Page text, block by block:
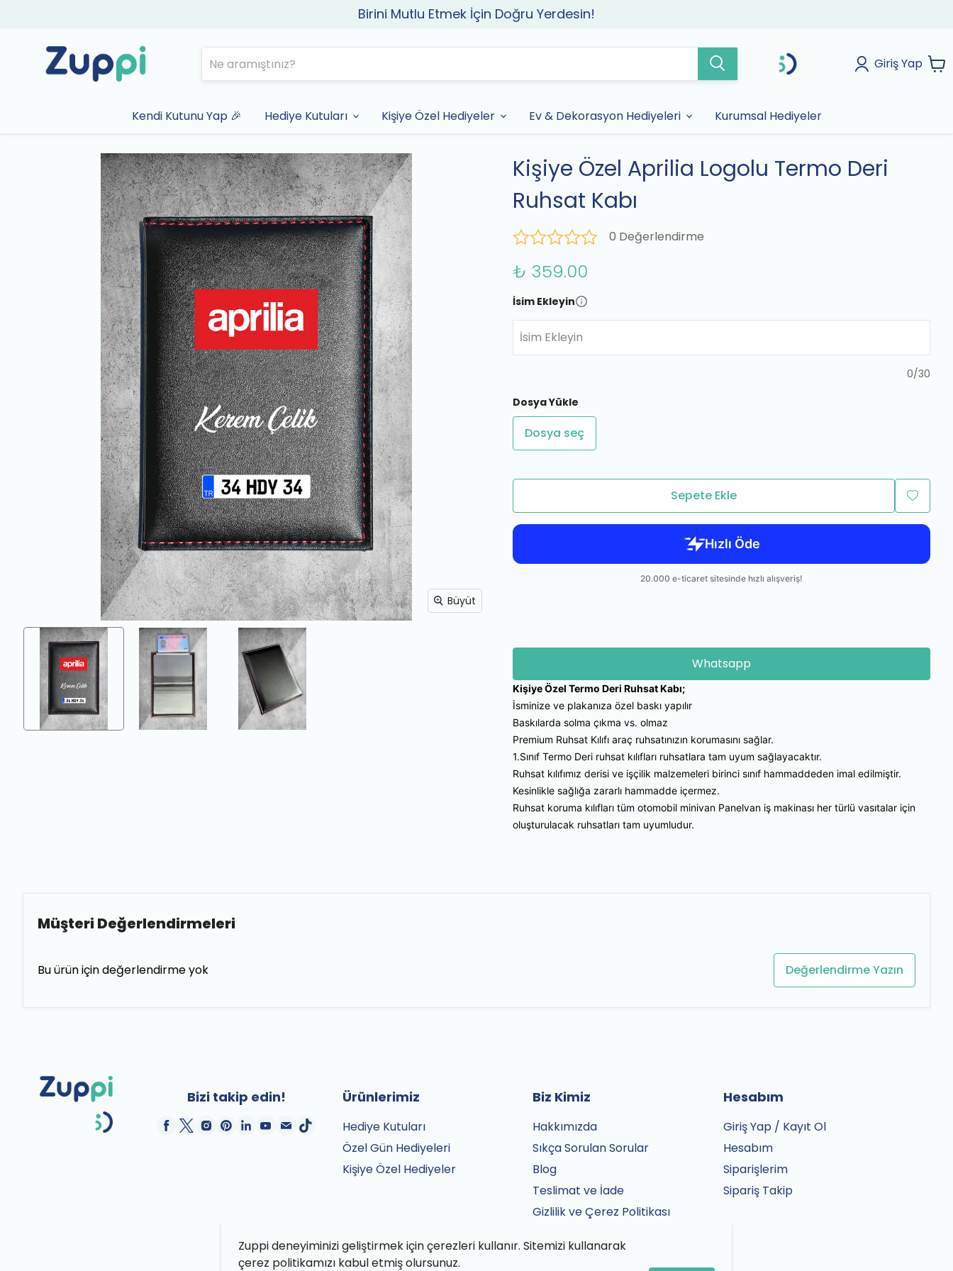
Birini Mutlu Etmek İçin Doğru Yerdesin!
Giriş Yap
Kendi Kutunu Yap 🎉 Hediye Kutuları Kişiye Özel Hediyeler Ev & Dekorasyon Hediyeleri Kurumsal Hediyeler
Zuppi deneyiminizi geliştirmek için çerezleri kullanır. Sitemizi kullanarak
çerez politikamızı kabul etmiş olursunuz.
Büyüt
Kişiye Özel Aprilia Logolu Termo Deri
Ruhsat Kabı
0 Değerlendirme
₺ 359.00
İsim Ekleyin
İsim Ekleyin
0/30
Dosya Yükle
Dosya seç
Sepete Ekle
Whatsapp
Kişiye Özel Termo Deri Ruhsat Kabı;
İsminize ve plakanıza özel baskı yapılır
Baskılarda solma çıkma vs. olmaz
Premium Ruhsat Kılıfı araç ruhsatınızın korumasını sağlar.
1.Sınıf Termo Deri ruhsat kılıfları ruhsatlara tam uyum sağlayacaktır.
Ruhsat kılıfımız derisi ve işçilik malzemeleri birinci sınıf hammaddeden imal edilmiştir.
Kesinlikle sağlığa zararlı hammadde içermez.
Ruhsat koruma kılıfları tüm otomobil minivan Panelvan iş makinası her türlü vasıtalar için
oluşturulacak ruhsatları tam uyumludur.
Müşteri Değerlendirmeleri
Bu ürün için değerlendirme yok Değerlendirme Yazın
Bizi takip edin! Ürünlerimiz
Hediye Kutuları
Özel Gün Hediyeleri
Kişiye Özel Hediyeler
Biz Kimiz
Hakkımızda
Sıkça Sorulan Sorular
Blog
Teslimat ve İade
Gizlilik ve Çerez Politikası
İletişim
Hesabım
Giriş Yap / Kayıt Ol
Hesabım
Siparişlerim
Sipariş Takip